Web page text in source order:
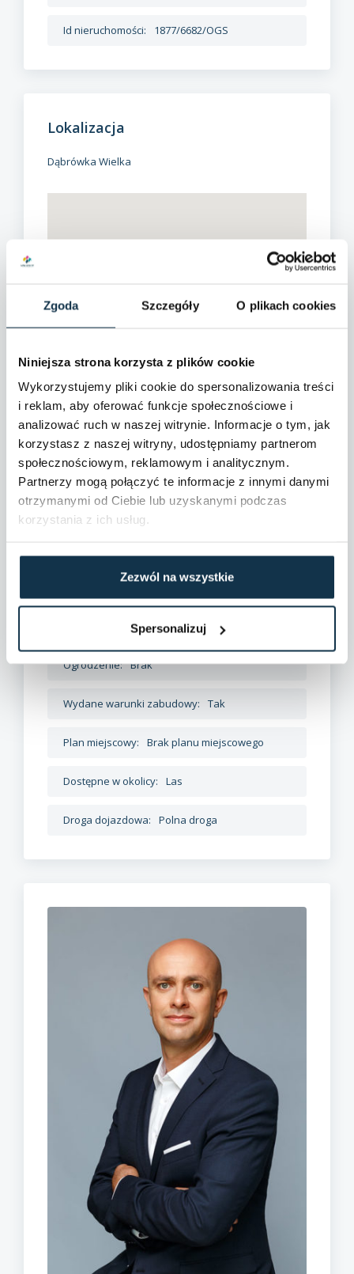
Zgoda Szczegóły O plikach cookies
Niniejsza strona korzysta z plików cookie
Wykorzystujemy pliki cookie do spersonalizowania treści
i reklam, aby oferować funkcje społecznościowe i
analizować ruch w naszej witrynie. Informacje o tym, jak
korzystasz z naszej witryny, udostępniamy partnerom
społecznościowym, reklamowym i analitycznym.
Partnerzy mogą połączyć te informacje z innymi danymi
otrzymanymi od Ciebie lub uzyskanymi podczas
korzystania z ich usług.
Zezwól na wszystkie
Spersonalizuj
Id nieruchomości: 1877/6682/OGS
Lokalizacja
Dąbrówka Wielka
Dane szczegółowe
Ogrodzenie: Brak
Wydane warunki zabudowy: Tak
Plan miejscowy: Brak planu miejscowego
Dostępne w okolicy: Las
Droga dojazdowa: Polna droga